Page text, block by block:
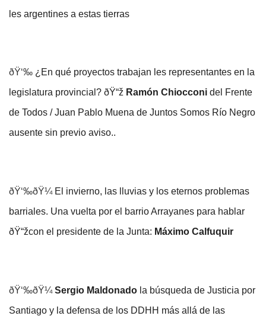
les argentines a estas tierras
ðŸ‘‰ ¿En qué proyectos trabajan les representantes en la
legislatura provincial? ðŸ“ž Ramón Chiocconi del Frente
de Todos / Juan Pablo Muena de Juntos Somos Río Negro
ausente sin previo aviso..
ðŸ‘‰ðŸ¼ El invierno, las lluvias y los eternos problemas
barriales. Una vuelta por el barrio Arrayanes para hablar
ðŸ“žcon el presidente de la Junta: Máximo Calfuquir
ðŸ‘‰ðŸ¼Sergio Maldonado la búsqueda de Justicia por
Santiago y la defensa de los DDHH más allá de las